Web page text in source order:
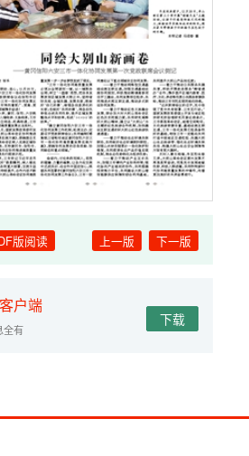
版阅读 上一版 下一版
户端
全有
下载